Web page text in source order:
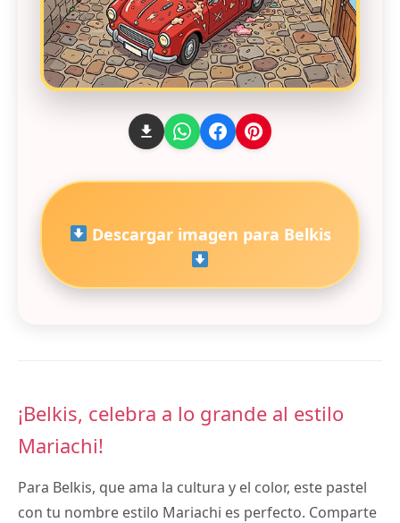
Descargar imagen para Belkis
¡Belkis, celebra a lo grande al estilo
Mariachi!
Para Belkis, que ama la cultura y el color, este pastel
con tu nombre estilo Mariachi es perfecto. Comparte